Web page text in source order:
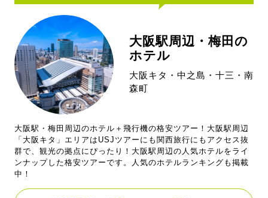
大阪駅周辺・梅田の
ホテル
大阪キタ・中之島・十三・南
森町
大阪駅・梅田周辺のホテル＋飛行機の格安ツアー！大阪駅周辺
「大阪キタ」エリアはUSJツアーにも関西旅行にもアクセス抜
群で、観光の拠点にぴったり！大阪駅周辺の人気ホテルをライ
ンナップした格安ツアーです。人気のホテルランキングも掲載
中！